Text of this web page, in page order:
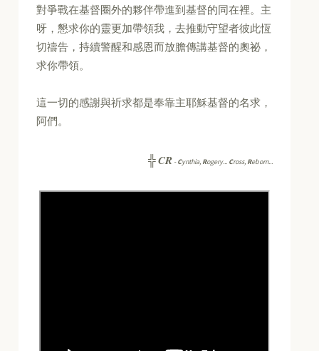
對爭戰在基督圈外的夥伴帶進到基督的同在裡。主
呀，懇求你的靈更加帶領我，去推動守望者彼此恆
切禱告，持續警醒和感恩而放膽傳講基督的奧祕，
求你帶領。
這一切的感謝與祈求都是奉靠主耶穌基督的名求，
阿們。
╬CR -Cynthia, Rogery... Cross, Reborn...